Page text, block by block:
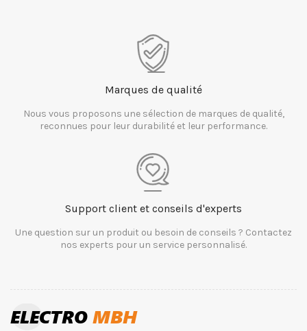
Marques de qualité
Nous vous proposons une sélection de marques de qualité,
reconnues pour leur durabilité et leur performance.
Support client et conseils d'experts
Une question sur un produit ou besoin de conseils ? Contactez
nos experts pour un service personnalisé.